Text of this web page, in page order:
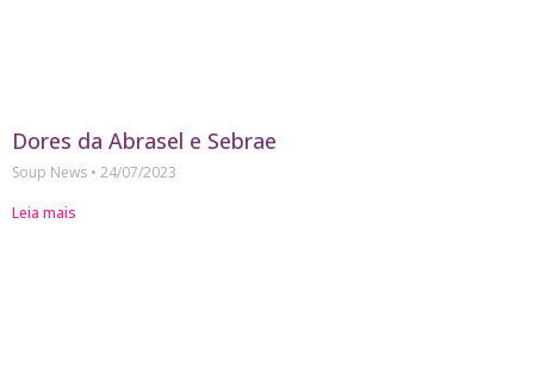
Dores da Abrasel e Sebrae
Soup News
24/07/2023
Leia mais